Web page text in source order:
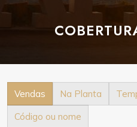
Vendas Na Planta
Código ou nome